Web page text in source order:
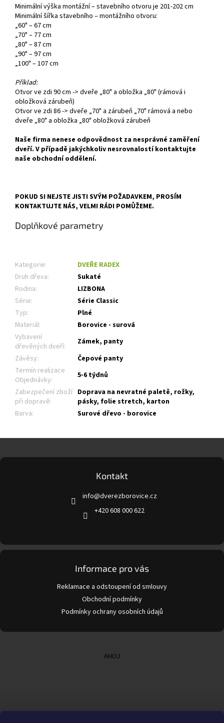
Minimální výška montážní – stavebního otvoru je 201-202 cm
Minimální šířka stavebního – montážního otvoru:
„60" – 67 cm
„70" – 77 cm
„80" – 87 cm
„90" – 97 cm
„100" – 107 cm
Příklad:
Otvor ve zdi 90 cm -> dveře „80" a obložka „80" (rámová i
obložková zárubeň)
Otvor ve zdi 86 -> dveře „70" a zárubeň „70" rámová a nebo
dveře „80" a obložka „80" obložková zárubeň
Naše firma nenese odpovědnost za nesprávné zaměření
dveří. V případě jakýchkoliv nesrovnalostí kontaktujte
naše obchodní oddělení.
POKUD SI NEJSTE JISTI SVÝM POŽADAVKEM, PROSÍM
KONTAKTUJTE NÁS, VELMI RÁDI POMŮŽEME.
Doplňkové parametry
Kategorie:
DVEŘE RADEX
Druh dřeva:
Sukaté
Rodina:
LIZBONA
Série:
Série Classic
Typ:
Plné
Materiál:
Borovice - surová
Vybavení
dřevěných dveří:
Zámek, panty
Závěsy:
Čepové panty
Termín realizace
Objednávky:
5-6 týdnů
Zabezpečení zboží
při dopravě:
Doprava na nevratné paletě, rožky,
pásky, folie stretch, karton
Barva: Surové dřevo - borovice
p
Kontakt
info@dverezborovice.cz
+420 608 000 622
Informace pro vás
Reklamace a odstoupení od smlouvy
Obchodní podmínky
Podmínky ochrany osobních údajů
AHOJ